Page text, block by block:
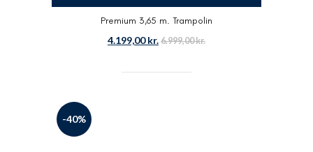
Premium 3,65 m. Trampolin
4.199,00kr. 6.999,00kr.
-40%